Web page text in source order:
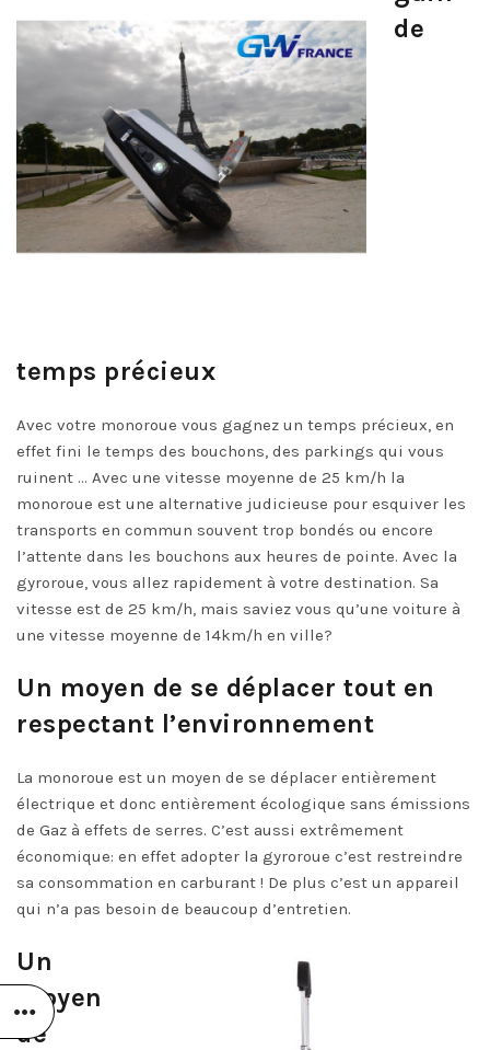
de
temps précieux
Avec votre monoroue vous gagnez un temps précieux, en
effet fini le temps des bouchons, des parkings qui vous
ruinent … Avec une vitesse moyenne de 25 km/h la
monoroue est une alternative judicieuse pour esquiver les
transports en commun souvent trop bondés ou encore
l’attente dans les bouchons aux heures de pointe. Avec la
gyroroue , vous allez rapidement à votre destination. Sa
vitesse est de 25 km/h, mais saviez vous qu’une voiture à
une vitesse moyenne de 14km/h en ville?
Un moyen de se déplacer tout en
respectant l’environnement
La monoroue est un moyen de se déplacer entièrement
électrique et donc entièrement écologique sans émissions
de Gaz à effets de serres. C’est aussi extrêmement
économique: en effet adopter la gyroroue c’est restreindre
sa consommation en carburant ! De plus c’est un appareil
qui n’a pas besoin de beaucoup d’entretien.
Un
moyen
de